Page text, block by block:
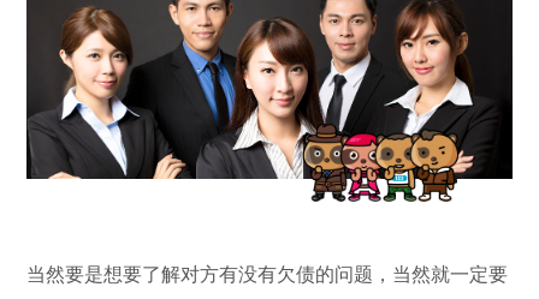
当然要是想要了解对方有没有欠债的问题，当然就一定要